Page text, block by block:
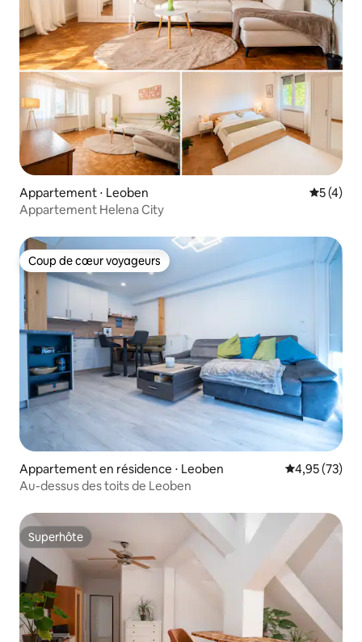
Appartement ⋅ Leoben
5 (4)
Appartement Helena City
Coup de cœur voyageurs
Coup de cœur voyageurs
Appartement en résidence ⋅ Leoben Évaluation
4,95 (73)
Au-dessus des toits de Leoben
Superhôte
Superhôte